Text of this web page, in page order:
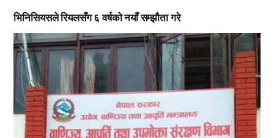
भिनिसियसले रियलसँग ६ वर्षको नयाँ सम्झौता गरे
,